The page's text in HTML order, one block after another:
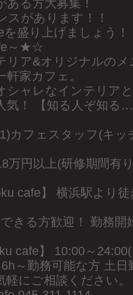
る方大募集！
スがあります！！
を盛り上げましょう！
～★☆
リア&オリジナルの
家カフェ。
シャレなインテリア
気！ 【知る人ぞ知る
カフェスタッフ(キ
万円以上(研修期間有
cafe】 横浜駅より
きる方歓迎！ 勤務開
cafe】 10:00～
～勤務可能な方 土
軽にご相談ください。